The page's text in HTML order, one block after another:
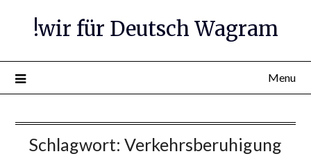
!wir für Deutsch Wagram
Menu
Schlagwort: Verkehrsberuhigung